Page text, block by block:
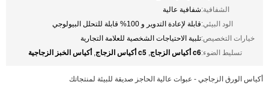
الشفافية:شفافية عالية
الود البيئي:قابلة لإعادة التدوير و 100% قابلة للتحلل البيولوجي
خيارات التخصيص:تلبية الاحتياجات الشخصية للعلامة التجارية
تسليط الضوء:c6 أكياس الزجاج , c5 أكياس الزجاج ,أكياس الخبز الزجاجية
أكياس الورق الزجاجي - عبوات عالية الحاجز صديقة للبيئة لمنتجاتك